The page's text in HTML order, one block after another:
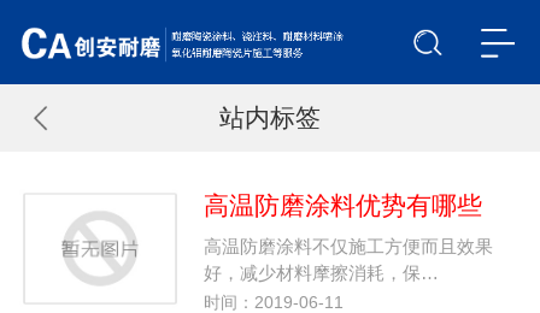
站内标签
高温防磨涂料优势有哪些
高温防磨涂料不仅施工方便而且效果
好，减少材料摩擦消耗，保…
时间：2019-06-11